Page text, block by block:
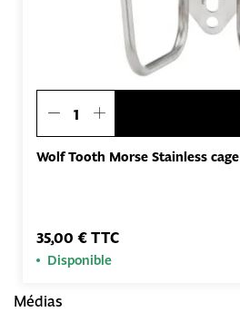
Wolf Tooth Morse Stainless cage
35,00 € TTC
Disponible
Médias